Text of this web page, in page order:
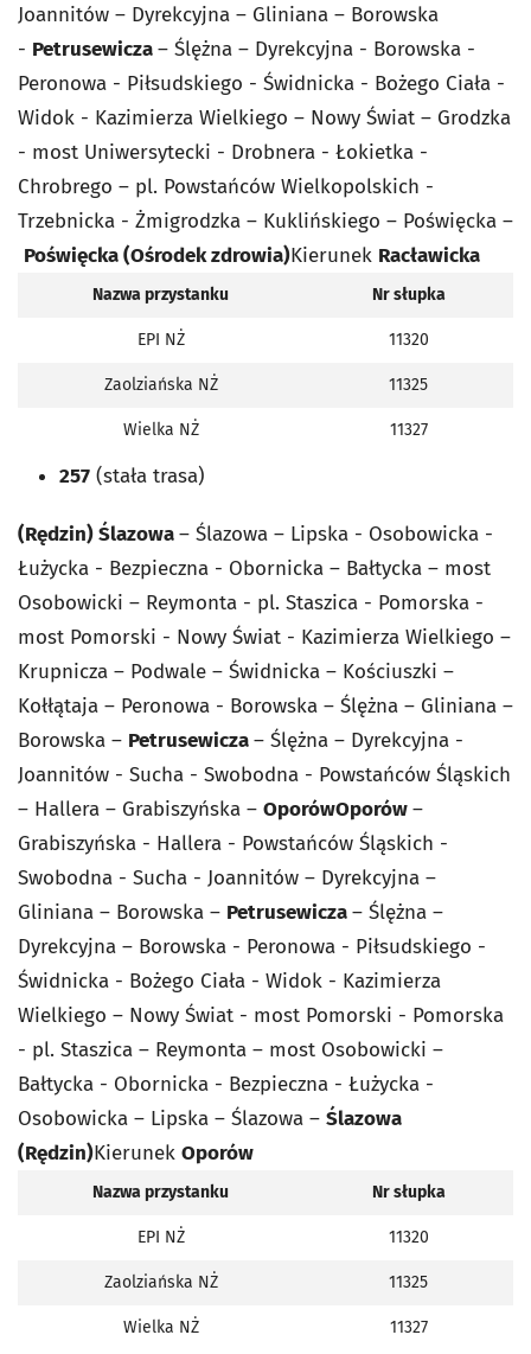
Joannitów – Dyrekcyjna – Gliniana – Borowska
- Petrusewicza– Ślężna – Dyrekcyjna - Borowska -
Peronowa - Piłsudskiego - Świdnicka - Bożego Ciała -
Widok - Kazimierza Wielkiego – Nowy Świat – Grodzka
- most Uniwersytecki - Drobnera - Łokietka -
Chrobrego – pl. Powstańców Wielkopolskich -
Trzebnicka - Żmigrodzka – Kuklińskiego – Poświęcka –
Poświęcka (Ośrodek zdrowia)Kierunek Racławicka
Nazwa przystanku Nr słupka
EPI NŻ 11320
Zaolziańska NŻ 11325
Wielka NŻ 11327
257 (stała trasa)
(Rędzin) Ślazowa– Ślazowa – Lipska - Osobowicka -
Łużycka - Bezpieczna - Obornicka – Bałtycka – most
Osobowicki – Reymonta - pl. Staszica - Pomorska -
most Pomorski - Nowy Świat - Kazimierza Wielkiego –
Krupnicza – Podwale – Świdnicka – Kościuszki –
Kołłątaja – Peronowa - Borowska – Ślężna – Gliniana –
Borowska – Petrusewicza– Ślężna – Dyrekcyjna -
Joannitów - Sucha - Swobodna - Powstańców Śląskich
– Hallera – Grabiszyńska – OporówOporów–
Grabiszyńska - Hallera - Powstańców Śląskich -
Swobodna - Sucha - Joannitów – Dyrekcyjna –
Gliniana – Borowska – Petrusewicza– Ślężna –
Dyrekcyjna – Borowska - Peronowa - Piłsudskiego -
Świdnicka - Bożego Ciała - Widok - Kazimierza
Wielkiego – Nowy Świat - most Pomorski - Pomorska
- pl. Staszica – Reymonta – most Osobowicki –
Bałtycka - Obornicka - Bezpieczna - Łużycka -
Osobowicka – Lipska – Ślazowa – Ślazowa
(Rędzin)Kierunek Oporów
Nazwa przystanku Nr słupka
EPI NŻ 11320
Zaolziańska NŻ 11325
Wielka NŻ 11327